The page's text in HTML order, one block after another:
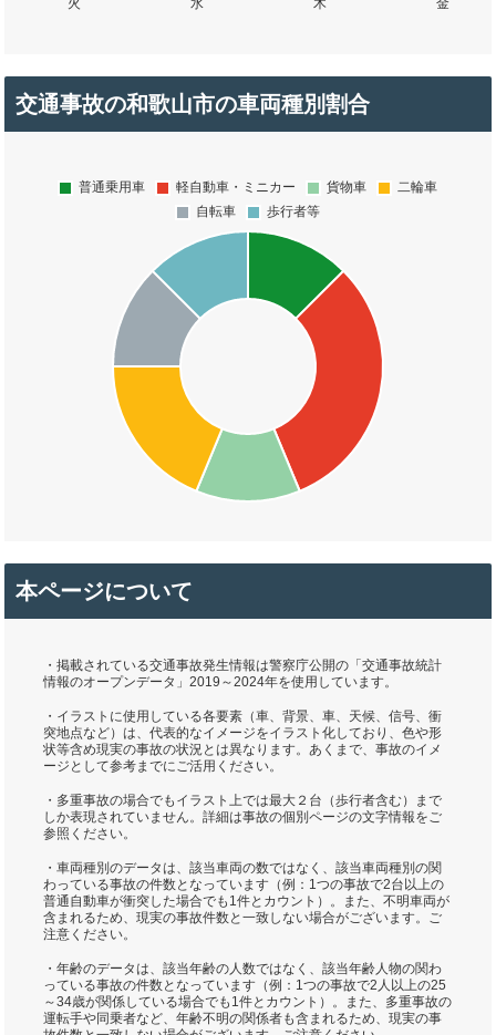
交通事故の和歌山市の車両種別割合
本ページについて
・掲載されている交通事故発生情報は警察庁公開の「交通事故統計
情報のオープンデータ」2019～2024年を使用しています。
・イラストに使用している各要素（車、背景、車、天候、信号、衝
突地点など）は、代表的なイメージをイラスト化しており、色や形
状等含め現実の事故の状況とは異なります。あくまで、事故のイメ
ージとして参考までにご活用ください。
・多重事故の場合でもイラスト上では最大２台（歩行者含む）まで
しか表現されていません。詳細は事故の個別ページの文字情報をご
参照ください。
・車両種別のデータは、該当車両の数ではなく、該当車両種別の関
わっている事故の件数となっています（例：1つの事故で2台以上の
普通自動車が衝突した場合でも1件とカウント）。また、不明車両が
含まれるため、現実の事故件数と一致しない場合がございます。ご
注意ください。
・年齢のデータは、該当年齢の人数ではなく、該当年齢人物の関わ
っている事故の件数となっています（例：1つの事故で2人以上の25
～34歳が関係している場合でも1件とカウント）。また、多重事故の
運転手や同乗者など、年齢不明の関係者も含まれるため、現実の事